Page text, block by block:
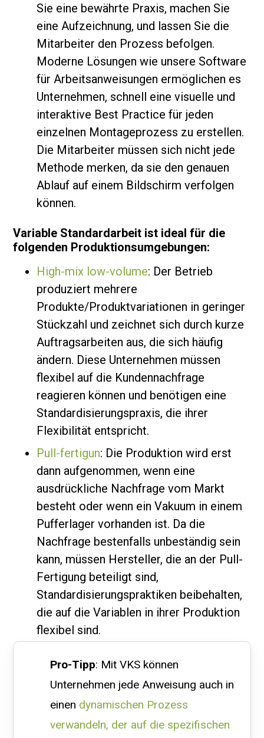
Sie eine bewährte Praxis, machen Sie
eine Aufzeichnung, und lassen Sie die
Mitarbeiter den Prozess befolgen.
Moderne Lösungen wie unsere Software
für Arbeitsanweisungen ermöglichen es
Unternehmen, schnell eine visuelle und
interaktive Best Practice für jeden
einzelnen Montageprozess zu erstellen.
Die Mitarbeiter müssen sich nicht jede
Methode merken, da sie den genauen
Ablauf auf einem Bildschirm verfolgen
können.
Variable Standardarbeit ist ideal für die
folgenden Produktionsumgebungen:
High-mix low-volume: Der Betrieb
produziert mehrere
Produkte/Produktvariationen in geringer
Stückzahl und zeichnet sich durch kurze
Auftragsarbeiten aus, die sich häufig
ändern. Diese Unternehmen müssen
flexibel auf die Kundennachfrage
reagieren können und benötigen eine
Standardisierungspraxis, die ihrer
Flexibilität entspricht.
Pull-fertigun: Die Produktion wird erst
dann aufgenommen, wenn eine
ausdrückliche Nachfrage vom Markt
besteht oder wenn ein Vakuum in einem
Pufferlager vorhanden ist. Da die
Nachfrage bestenfalls unbeständig sein
kann, müssen Hersteller, die an der Pull-
Fertigung beteiligt sind,
Standardisierungspraktiken beibehalten,
die auf die Variablen in ihrer Produktion
flexibel sind.
Pro-Tipp: Mit VKS können
Unternehmen jede Anweisung auch in
einen dynamischen Prozess
verwandeln, der auf die spezifischen